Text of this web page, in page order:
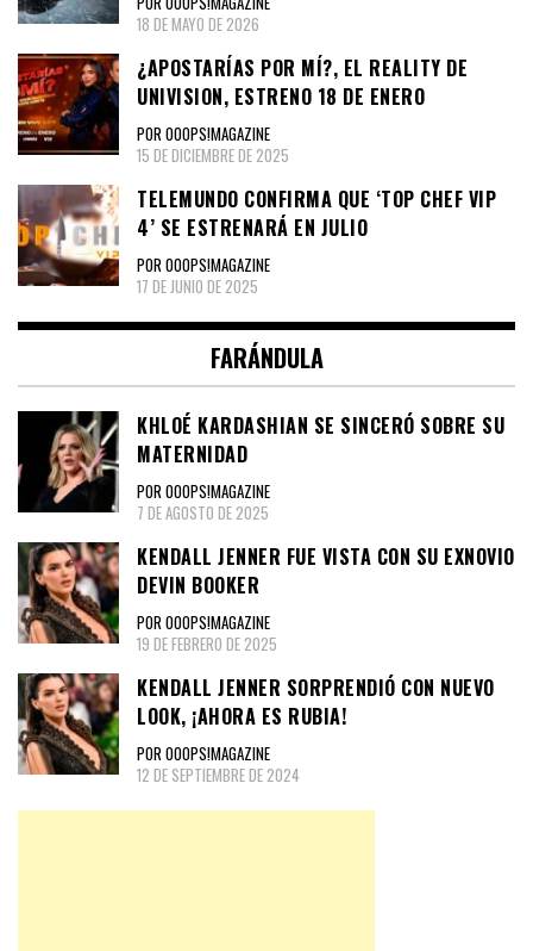
18 DE MAYO DE 2026
¿APOSTARÍAS POR MÍ?, EL REALITY DE
UNIVISION, ESTRENO 18 DE ENERO
POR OOOPS!MAGAZINE
15 DE DICIEMBRE DE 2025
TELEMUNDO CONFIRMA QUE ‘TOP CHEF VIP
4’ SE ESTRENARÁ EN JULIO
POR OOOPS!MAGAZINE
17 DE JUNIO DE 2025
FARÁNDULA
KHLOÉ KARDASHIAN SE SINCERÓ SOBRE SU
MATERNIDAD
POR OOOPS!MAGAZINE
7 DE AGOSTO DE 2025
KENDALL JENNER FUE VISTA CON SU EXNOVIO
DEVIN BOOKER
POR OOOPS!MAGAZINE
19 DE FEBRERO DE 2025
KENDALL JENNER SORPRENDIÓ CON NUEVO
LOOK, ¡AHORA ES RUBIA!
POR OOOPS!MAGAZINE
12 DE SEPTIEMBRE DE 2024